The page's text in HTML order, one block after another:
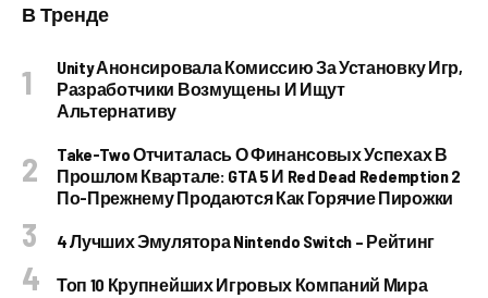
В Тренде
Unity Анонсировала Комиссию За Установку Игр,
Разработчики Возмущены И Ищут
Альтернативу
Take-Two Отчиталась О Финансовых Успехах В
Прошлом Квартале: GTA 5 И Red Dead Redemption 2
По-Прежнему Продаются Как Горячие Пирожки
4 Лучших Эмулятора Nintendo Switch – Рейтинг
Топ 10 Крупнейших Игровых Компаний Мира